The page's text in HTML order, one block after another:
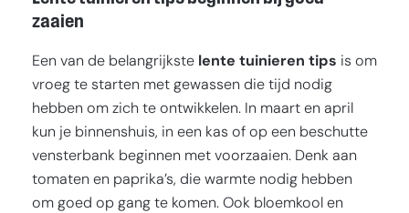
zaaien
Een van de belangrijkste lente tuinieren tips is om
vroeg te starten met gewassen die tijd nodig
hebben om zich te ontwikkelen. In maart en april
kun je binnenshuis, in een kas of op een beschutte
vensterbank beginnen met voorzaaien. Denk aan
tomaten en paprika’s, die warmte nodig hebben
om goed op gang te komen. Ook bloemkool en